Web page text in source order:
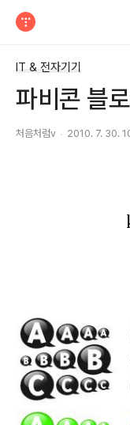
IT & 전자기기
파비콘 블
처음처럼v 2010. 7. 30.